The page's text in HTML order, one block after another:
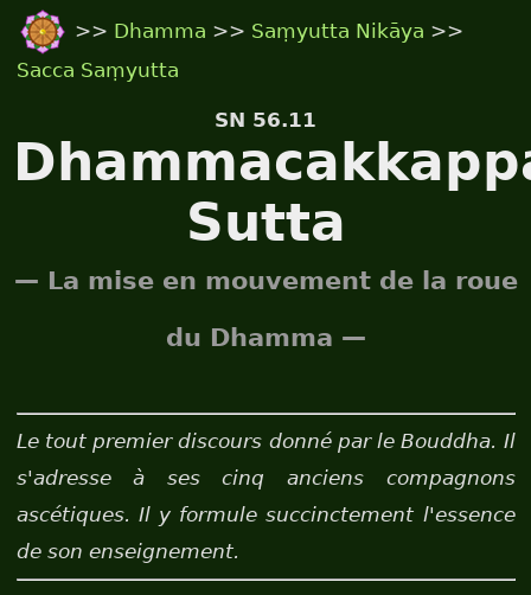
>> Dhamma >> Saṃyutta Nikāya >>
Sacca Saṃyutta
SN 56.11
Sutta
— La mise en mouvement de la roue
du Dhamma —
Le tout premier discours donné par le Bouddha. Il
s'adresse à ses cinq anciens compagnons
ascétiques. Il y formule succinctement l'essence
de son enseignement.